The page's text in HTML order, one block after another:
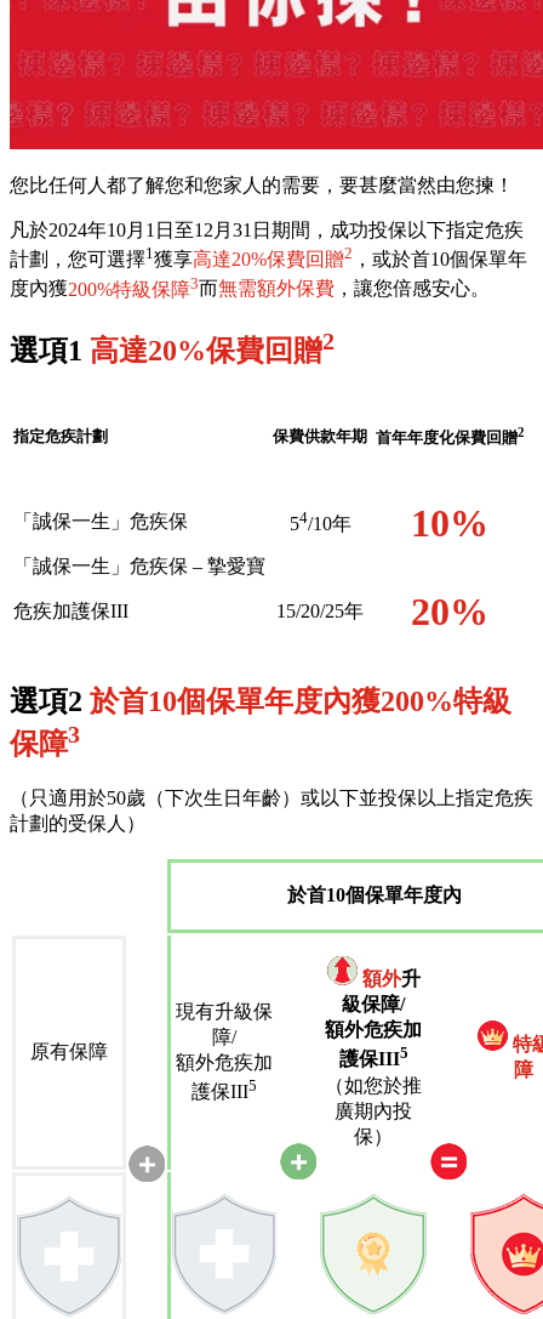
您比任何人都了解您和您家人的需要，要甚麼當然由您揀！
凡於2024年10月1日至12月31日期間，成功投保以下指定危疾
計劃，您可選擇1獲享高達20%保費回贈2 ，或於首10個保單年
度內獲200%特級保障3而無需額外保費 ，讓您倍感安心。
選項1 高達20%保費回贈2
指定危疾計劃 保費供款年期 首年年度化保費回贈2
「誠保一生」危疾保
「誠保一生」危疾保 – 摯愛寶
危疾加護保III
54/10年 10%
15/20/25年 20%
選項2 於首10個保單年度內獲200%特級
保障3
（只適用於50歲（下次生日年齡）或以下並投保以上指定危疾
計劃的受保人）
於首10個保單年度內
原有保障
現有升級保
障/
額外危疾加
護保III5
額外升
級保障/
額外危疾加
護保III5
（如您於推
廣期內投
保）
特
障